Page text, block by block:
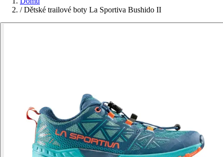
/ Dětské trailové boty La Sportiva Bushido II